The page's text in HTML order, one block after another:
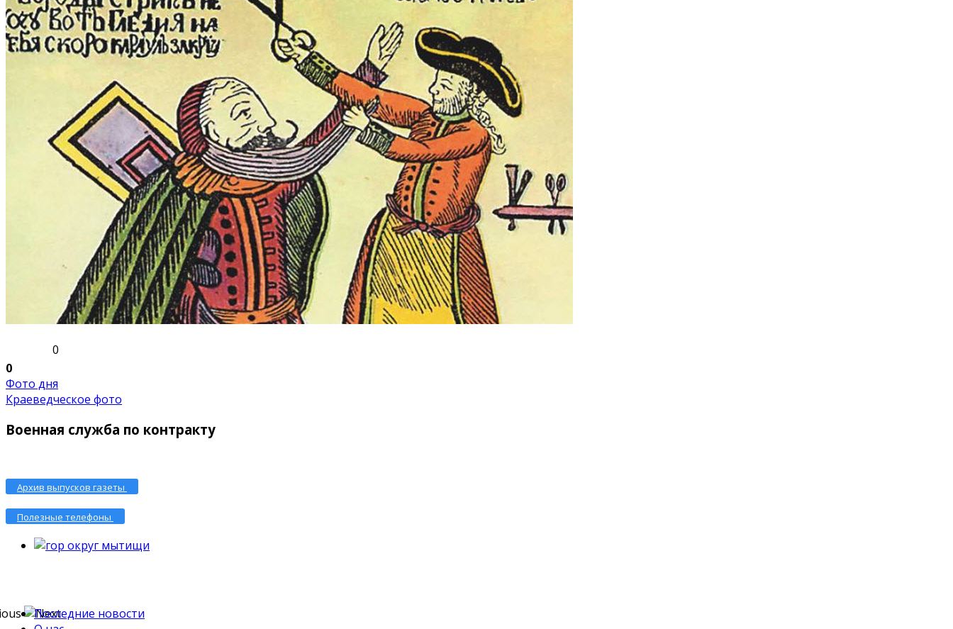
0
0
Фото дня
Краеведческое фото
Военная служба по контракту
Архив выпусков газеты
Полезные телефоны
Последние новости